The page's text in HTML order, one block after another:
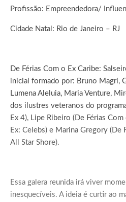
Profissão: Empreendedora/
Cidade Natal: Rio de Janeiro – RJ
De Férias Com o Ex Caribe:
inicial formado por: Bruno Magri,
Lumena Aleluia, Maria Venture,
dos ilustres veteranos do
Ex 4), Lipe Ribeiro (De Férias
Ex: Celebs) e Marina Gregory (De
All Star Shore).
Essa galera reunida irá viver
inesquecíveis. A ideia é curtir ao